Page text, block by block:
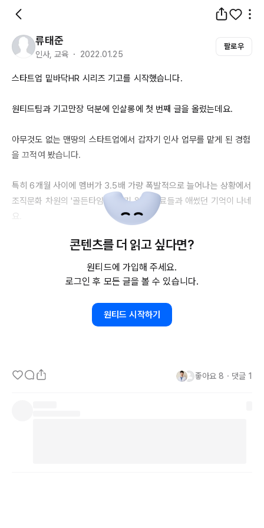
류태준
인사, 교육 ・ 2022.01.25
팔로우
스타트업 밑바닥HR 시리즈 기고를 시작했습니다.
원티드팀과 기고만장 덕분에 인살롱에 첫 번째 글을 올렸는데요.
아무것도 없는 맨땅의 스타트업에서 갑자기 인사 업무를 맡게 된 경험
을 끄적여 봤습니다.
특히 6개월 사이에 멤버가 3.5배 가량 폭발적으로 늘어나는 상황에서
조직문화 차원의 '골든타임'을 잡기 위해 동료들과 애썼던 기억이 나네
요.
구성원들께 직접적인 영향을 주는 분야다보니 빠른 실패 전략을 사용
하기도 쉽지 않던 상황에서 가장 큰 목표부터 재정의했던 내용을 재구
아무래도 한참 부족한 터라 언제라도 더 좋은 글 만들 수 있는 피드백
주시면 감사하겠습니다 : )
콘텐츠를 더 읽고 싶다면?
원티드에 가입해 주세요.
로그인 후 모든 글을 볼 수 있습니다.
원티드 시작하기
좋아요 8 ・ 댓글 1